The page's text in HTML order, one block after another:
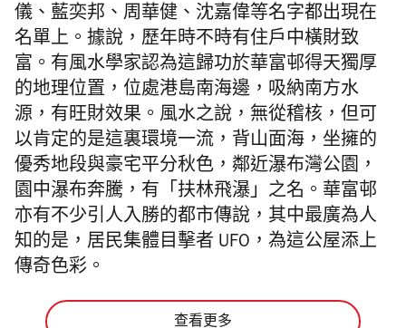
儀、藍奕邦、周華健、沈嘉偉等名字都出現在
名單上。據說，歷年時不時有住戶中橫財致
富。有風水學家認為這歸功於華富邨得天獨厚
的地理位置，位處港島南海邊，吸納南方水
源，有旺財效果。風水之說，無從稽核，但可
以肯定的是這裏環境一流，背山面海，坐擁的
優秀地段與豪宅平分秋色，鄰近瀑布灣公園，
園中瀑布奔騰，有「扶林飛瀑」之名。華富邨
亦有不少引人入勝的都市傳說，其中最廣為人
知的是，居民集體目擊者 UFO，為這公屋添上
傳奇色彩。
查看更多